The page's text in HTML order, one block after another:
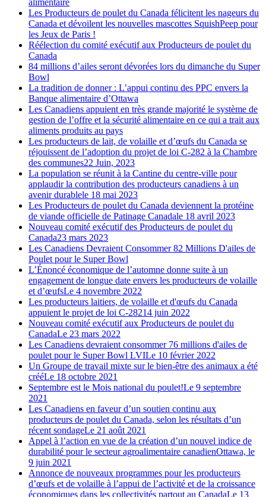
alimentaire
Les Producteurs de poulet du Canada félicitent les nageurs du
Canada et dévoilent les nouvelles mascottes SquishPeep pour
les Jeux de Paris !
Réélection du comité exécutif aux Producteurs de poulet du
Canada
84 millions d’ailes seront dévorées lors du dimanche du Super
Bowl
La tradition de donner : L’appui continu des PPC envers la
Banque alimentaire d’Ottawa
Les Canadiens appuient en très grande majorité le système de
gestion de l’offre et la sécurité alimentaire en ce qui a trait aux
aliments produits au pays
Les producteurs de lait, de volaille et d’œufs du Canada se
réjouissent de l’adoption du projet de loi C-282 à la Chambre
des communes22 Juin, 2023
La population se réunit à la Cantine du centre-ville pour
applaudir la contribution des producteurs canadiens à un
avenir durablele 18 mai 2023
Les Producteurs de poulet du Canada deviennent la protéine
de viande officielle de Patinage Canadale 18 avril 2023
Nouveau comité exécutif des Producteurs de poulet du
Canada23 mars 2023
Les Canadiens Devraient Consommer 82 Millions D'ailes de
Poulet pour le Super Bowl
L’Énoncé économique de l’automne donne suite à un
engagement de longue date envers les producteurs de volaille
et d’œufsLe 4 novembre 2022
Les producteurs laitiers, de volaille et d'œufs du Canada
appuient le projet de loi C-28214 juin 2022
Nouveau comité exécutif aux Producteurs de poulet du
CanadaLe 23 mars 2022
Les Canadiens devraient consommer 76 millions d'ailes de
poulet pour le Super Bowl LVILe 10 février 2022
Un Groupe de travail mixte sur le bien-être des animaux a été
crééLe 18 octobre 2021
Septembre est le Mois national du poulet!Le 9 septembre
2021
Les Canadiens en faveur d’un soutien continu aux
producteurs de poulet du Canada, selon les résultats d’un
récent sondageLe 21 août 2021
Appel à l’action en vue de la création d’un nouvel indice de
durabilité pour le secteur agroalimentaire canadienOttawa, le
9 juin 2021
Annonce de nouveaux programmes pour les producteurs
d’œufs et de volaille à l’appui de l’activité et de la croissance
économiques dans les collectivités partout au CanadaLe 13